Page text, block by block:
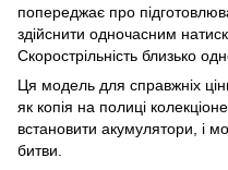
попереджає про
здійснити одночасним
Скорострільність близько
Ця модель для справжніх
як копія на полиці
встановити акумулятори, і
битви.